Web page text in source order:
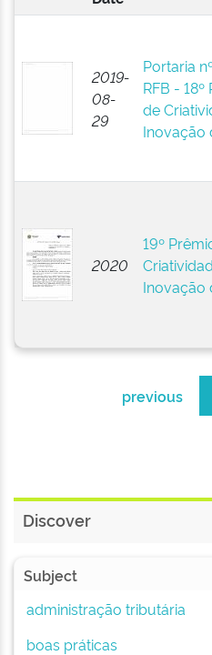
2019-
08-
29
Portaria
RFB - 18º
de
Inovação
2020
19º
Inovação
previous
Discover
Subject
administração tributária
boas práticas